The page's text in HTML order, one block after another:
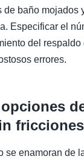
de baño mojados
Especificar el
del respaldo
errores.
fricciones
se enamoran de